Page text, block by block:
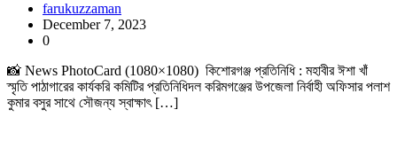
farukuzzaman
December 7, 2023
0
📸 News PhotoCard (1080×1080) কিশোরগঞ্জ প্রতিনিধি : মহাবীর ঈশা খাঁ
স্মৃতি পাঠাগারের কার্যকরি কমিটির প্রতিনিধিদল করিমগঞ্জের উপজেলা নির্বাহী অফিসার পলাশ
কুমার বসুর সাথে সৌজন্য স্বাক্ষাৎ […]